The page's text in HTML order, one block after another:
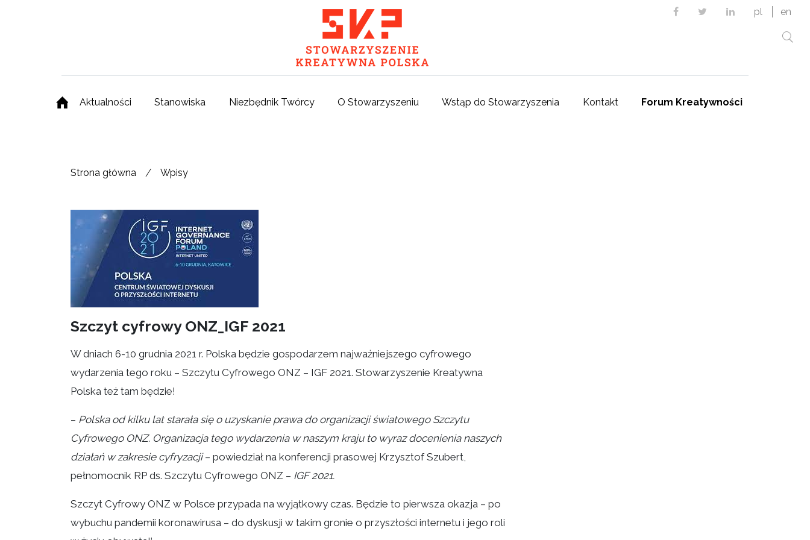
FacebookTwitterLinkedin
pl en
Aktualności Stanowiska Niezbędnik Twórcy O Stowarzyszeniu Wstąp do Stowarzyszenia Kontakt Forum Kreatywności
Strona główna / Wpisy
Szczyt cyfrowy ONZ_IGF 2021
W dniach 6-10 grudnia 2021 r. Polska będzie gospodarzem najważniejszego cyfrowego
wydarzenia tego roku – Szczytu Cyfrowego ONZ – IGF 2021. Stowarzyszenie Kreatywna
Polska też tam będzie!
– Polska od kilku lat starała się o uzyskanie prawa do organizacji światowego Szczytu
Cyfrowego ONZ. Organizacja tego wydarzenia w naszym kraju to wyraz docenienia naszych
działań w zakresie cyfryzacji– powiedział na konferencji prasowej Krzysztof Szubert,
pełnomocnik RP ds. Szczytu Cyfrowego ONZ – IGF 2021.
Szczyt Cyfrowy ONZ w Polsce przypada na wyjątkowy czas. Będzie to pierwsza okazja – po
wybuchu pandemii koronawirusa – do dyskusji w takim gronie o przyszłości internetu i jego roli